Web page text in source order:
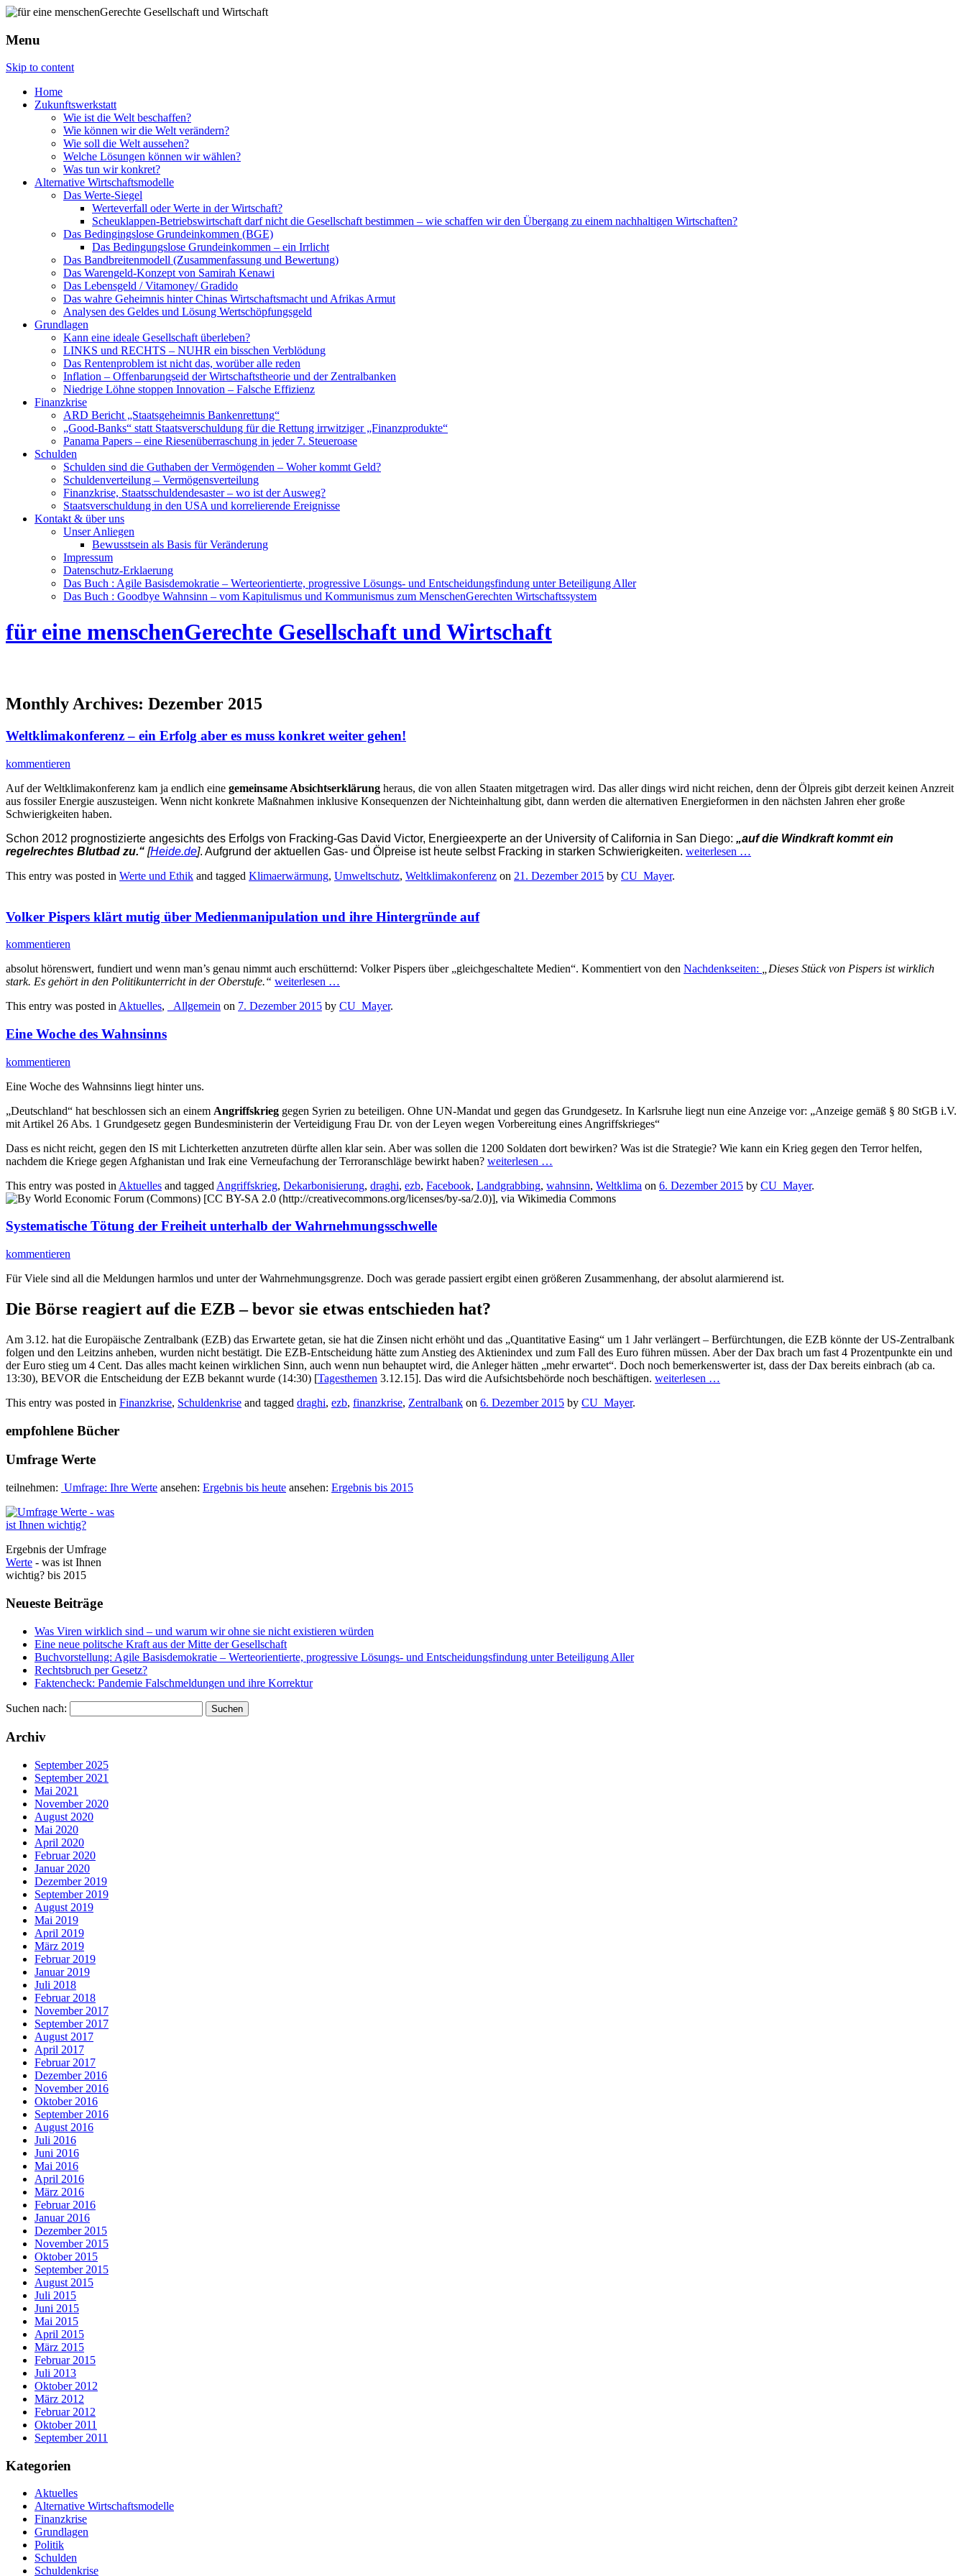
Menu
Skip to content
Home
Zukunftswerkstatt
Wie ist die Welt beschaffen?
Wie können wir die Welt verändern?
Wie soll die Welt aussehen?
Welche Lösungen können wir wählen?
Was tun wir konkret?
Alternative Wirtschaftsmodelle
Das Werte-Siegel
Werteverfall oder Werte in der Wirtschaft?
Scheuklappen-Betriebswirtschaft darf nicht die Gesellschaft bestimmen – wie schaffen wir den Übergang zu einem nachhaltigen Wirtschaften?
Das Bedingingslose Grundeinkommen (BGE)
Das Bedingungslose Grundeinkommen – ein Irrlicht
Das Bandbreitenmodell (Zusammenfassung und Bewertung)
Das Warengeld-Konzept von Samirah Kenawi
Das Lebensgeld / Vitamoney/ Gradido
Das wahre Geheimnis hinter Chinas Wirtschaftsmacht und Afrikas Armut
Analysen des Geldes und Lösung Wertschöpfungsgeld
Grundlagen
Kann eine ideale Gesellschaft überleben?
LINKS und RECHTS – NUHR ein bisschen Verblödung
Das Rentenproblem ist nicht das, worüber alle reden
Inflation – Offenbarungseid der Wirtschaftstheorie und der Zentralbanken
Niedrige Löhne stoppen Innovation – Falsche Effizienz
Finanzkrise
ARD Bericht „Staatsgeheimnis Bankenrettung“
„Good-Banks“ statt Staatsverschuldung für die Rettung irrwitziger „Finanzprodukte“
Panama Papers – eine Riesenüberraschung in jeder 7. Steueroase
Schulden
Schulden sind die Guthaben der Vermögenden – Woher kommt Geld?
Schuldenverteilung – Vermögensverteilung
Finanzkrise, Staatsschuldendesaster – wo ist der Ausweg?
Staatsverschuldung in den USA und korrelierende Ereignisse
Kontakt & über uns
Unser Anliegen
Bewusstsein als Basis für Veränderung
Impressum
Datenschutz-Erklaerung
Das Buch : Agile Basisdemokratie – Werteorientierte, progressive Lösungs- und Entscheidungsfindung unter Beteiligung Aller
Das Buch : Goodbye Wahnsinn – vom Kapitulismus und Kommunismus zum MenschenGerechten Wirtschaftssystem
für eine menschenGerechte Gesellschaft und Wirtschaft
Monthly Archives: Dezember 2015
Weltklimakonferenz – ein Erfolg aber es muss konkret weiter gehen!
kommentieren
Auf der Weltklimakonferenz kam ja endlich eine gemeinsame Absichtserklärung heraus, die von allen Staaten mitgetragen wird. Das aller dings wird nicht reichen, denn der Ölpreis gibt derzeit keinen Anzreit
aus fossiler Energie auszusteigen. Wenn nicht konkrete Maßnahmen inklusive Konsequenzen der Nichteinhaltung gibt, dann werden die alternativen Energieformen in den nächsten Jahren eher große
Schwierigkeiten haben.
Schon 2012 prognostizierte angesichts des Erfolgs von Fracking-Gas David Victor, Energieexperte an der University of California in San Diego: „auf die Windkraft kommt ein
regelrechtes Blutbad zu.“ [Heide.de]. Aufgrund der aktuellen Gas- und Ölpreise ist heute selbst Fracking in starken Schwierigkeiten. weiterlesen …
This entry was posted in Werte und Ethik and tagged Klimaerwärmung, Umweltschutz, Weltklimakonferenz on 21. Dezember 2015 by CU_Mayer.
Volker Pispers klärt mutig über Medienmanipulation und ihre Hintergründe auf
kommentieren
absolut hörenswert, fundiert und wenn man’s genau nimmt auch erschütternd: Volker Pispers über „gleichgeschaltete Medien“. Kommentiert von den Nachdenkseiten:
„Dieses Stück von Pispers ist wirklich
stark. Es gehört in den Politikunterricht in der Oberstufe.“ weiterlesen …
This entry was posted in Aktuelles, _Allgemein on 7. Dezember 2015 by CU_Mayer.
Eine Woche des Wahnsinns
kommentieren
Eine Woche des Wahnsinns liegt hinter uns.
„Deutschland“ hat beschlossen sich an einem Angriffskrieg gegen Syrien zu beteiligen. Ohne UN-Mandat und gegen das Grundgesetz. In Karlsruhe liegt nun eine Anzeige vor: „Anzeige gemäß § 80 StGB i.V.
mit Artikel 26 Abs. 1 Grundgesetz gegen Bundesministerin der Verteidigung Frau Dr. von der Leyen wegen Vorbereitung eines Angriffskrieges“
Dass es nicht reicht, gegen den IS mit Lichterketten anzutreten dürfte allen klar sein. Aber was sollen die 1200 Soldaten dort bewirken? Was ist die Strategie? Wie kann ein Krieg gegen den Terror helfen,
nachdem die Kriege gegen Afghanistan und Irak eine Verneufachung der Terroranschläge bewirkt haben? weiterlesen …
This entry was posted in Aktuelles and tagged Angriffskrieg, Dekarbonisierung, draghi, ezb, Facebook, Landgrabbing, wahnsinn, Weltklima on 6. Dezember 2015 by CU_Mayer.
Systematische Tötung der Freiheit unterhalb der Wahrnehmungsschwelle
kommentieren
Für Viele sind all die Meldungen harmlos und unter der Wahrnehmungsgrenze. Doch was gerade passiert ergibt einen größeren Zusammenhang, der absolut alarmierend ist.
Die Börse reagiert auf die EZB – bevor sie etwas entschieden hat?
Am 3.12. hat die Europäische Zentralbank (EZB) das Erwartete getan, sie hat die Zinsen nicht erhöht und das „Quantitative Easing“ um 1 Jahr verlängert – Berfürchtungen, die EZB könnte der US-Zentralbank
folgen und den Leitzins anheben, wurden nicht bestätigt. Die EZB-Entscheidung hätte zum Anstieg des Aktienindex und zum Fall des Euro führen müssen. Aber der Dax brach um fast 4 Prozentpunkte ein und
der Euro stieg um 4 Cent. Das alles macht keinen wirklichen Sinn, auch wenn nun behauptet wird, die Anleger hätten „mehr erwartet“. Doch noch bemerkenswerter ist, dass der Dax bereits einbrach (ab ca.
13:30), BEVOR die Entscheidung der EZB bekannt wurde (14:30) [Tagesthemen 3.12.15]. Das wird die Aufsichtsbehörde noch beschäftigen. weiterlesen …
This entry was posted in Finanzkrise, Schuldenkrise and tagged draghi, ezb, finanzkrise, Zentralbank on 6. Dezember 2015 by CU_Mayer.
empfohlene Bücher
Umfrage Werte
teilnehmen: Umfrage: Ihre Werte ansehen: Ergebnis bis heute ansehen: Ergebnis bis 2015
Ergebnis der Umfrage
Werte - was ist Ihnen
wichtig? bis 2015
Neueste Beiträge
Was Viren wirklich sind – und warum wir ohne sie nicht existieren würden
Eine neue politsche Kraft aus der Mitte der Gesellschaft
Buchvorstellung: Agile Basisdemokratie – Werteorientierte, progressive Lösungs- und Entscheidungsfindung unter Beteiligung Aller
Rechtsbruch per Gesetz?
Faktencheck: Pandemie Falschmeldungen und ihre Korrektur
Suchen nach:
Archiv
September 2025
September 2021
Mai 2021
November 2020
August 2020
Mai 2020
April 2020
Februar 2020
Januar 2020
Dezember 2019
September 2019
August 2019
Mai 2019
April 2019
März 2019
Februar 2019
Januar 2019
Juli 2018
Februar 2018
November 2017
September 2017
August 2017
April 2017
Februar 2017
Dezember 2016
November 2016
Oktober 2016
September 2016
August 2016
Juli 2016
Juni 2016
Mai 2016
April 2016
März 2016
Februar 2016
Januar 2016
Dezember 2015
November 2015
Oktober 2015
September 2015
August 2015
Juli 2015
Juni 2015
Mai 2015
April 2015
März 2015
Februar 2015
Juli 2013
Oktober 2012
März 2012
Februar 2012
Oktober 2011
September 2011
Kategorien
Aktuelles
Alternative Wirtschaftsmodelle
Finanzkrise
Grundlagen
Politik
Schulden
Schuldenkrise